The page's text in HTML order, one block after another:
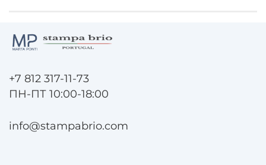
+7 812 317-11-73
ПН-ПТ 10:00-18:00
info@stampabrio.com